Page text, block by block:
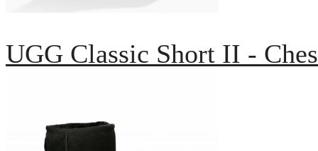
UGG Classic Short II -